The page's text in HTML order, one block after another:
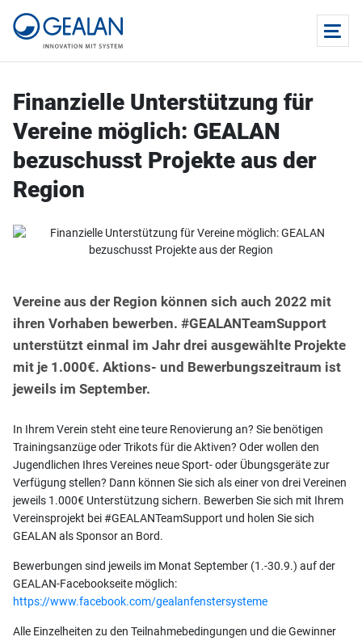
Finanzielle Unterstützung für
Vereine möglich: GEALAN
bezuschusst Projekte aus der
Region
Vereine aus der Region können sich auch 2022 mit
ihren Vorhaben bewerben. #GEALANTeamSupport
unterstützt einmal im Jahr drei ausgewählte Projekte
mit je 1.000€. Aktions- und Bewerbungszeitraum ist
jeweils im September.
In Ihrem Verein steht eine teure Renovierung an? Sie benötigen
Trainingsanzüge oder Trikots für die Aktiven? Oder wollen den
Jugendlichen Ihres Vereines neue Sport- oder Übungsgeräte zur
Verfügung stellen? Dann können Sie sich als einer von drei Vereinen
jeweils 1.000€ Unterstützung sichern. Bewerben Sie sich mit Ihrem
Vereinsprojekt bei #GEALANTeamSupport und holen Sie sich
GEALAN als Sponsor an Bord.
Bewerbungen sind jeweils im Monat September (1.-30.9.) auf der
GEALAN-Facebookseite möglich:
https://www.facebook.com/gealanfenstersysteme
Alle Einzelheiten zu den Teilnahmebedingungen und die Gewinner